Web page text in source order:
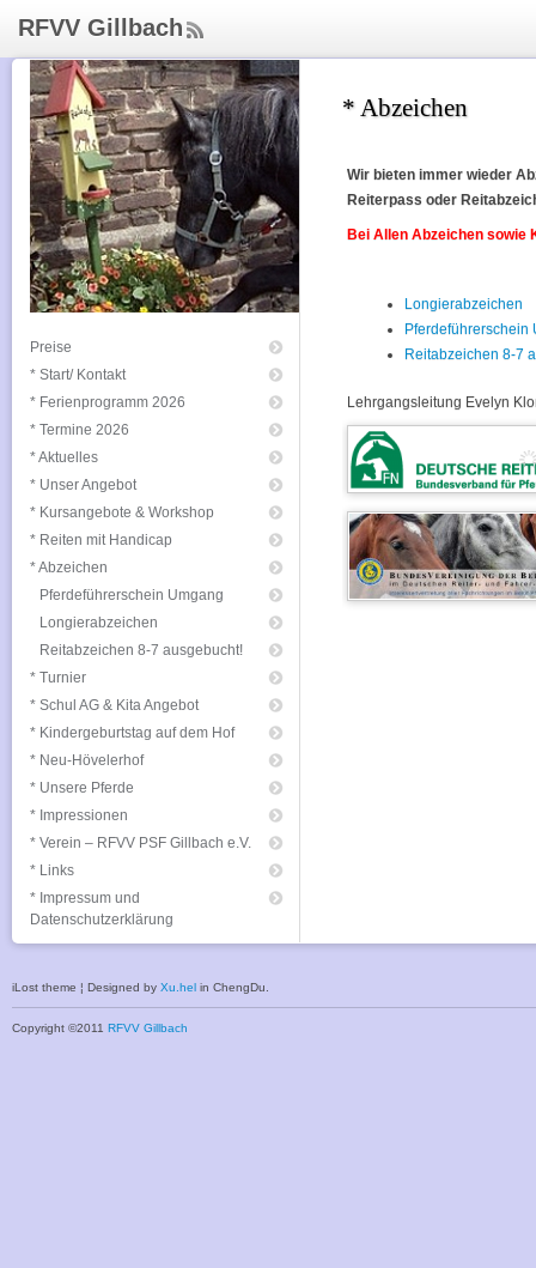
RFVV Gillbach
d
Rs
s
* Abzeichen
Wir bieten immer wieder
Reiterpass oder
Bei Allen Abzeichen sowie
Longierabzeichen
Pferdeführerschein
Reitabzeichen 8-7
Lehrgangsleitung Evelyn
Preise
* Start/ Kontakt
* Ferienprogramm 2026
* Termine 2026
* Aktuelles
* Unser Angebot
* Kursangebote & Workshop
* Reiten mit Handicap
* Abzeichen
Pferdeführerschein Umgang
Longierabzeichen
Reitabzeichen 8-7 ausgebucht!
* Turnier
* Schul AG & Kita Angebot
* Kindergeburtstag auf dem Hof
* Neu-Hövelerhof
* Unsere Pferde
* Impressionen
* Verein – RFVV PSF Gillbach e.V.
* Links
* Impressum und
Datenschutzerklärung
iLost theme ¦ Designed by Xu.hel in ChengDu.
Copyright ©2011 RFVV Gillbach